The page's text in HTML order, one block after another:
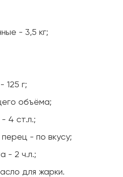
- 3,5 кг;
125 г;
объёма;
4 ст.л.;
- по вкусу;
- 2 ч.л.;
для жарки.